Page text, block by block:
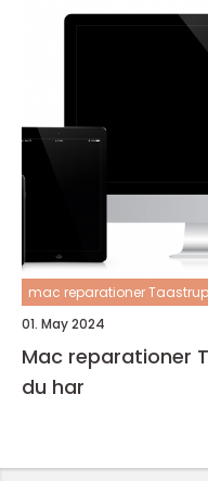
mac reparationer Taastrup
01. May 2024
Mac reparationer
du har